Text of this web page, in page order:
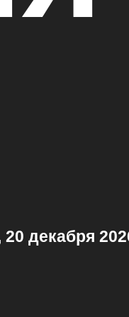
декабря